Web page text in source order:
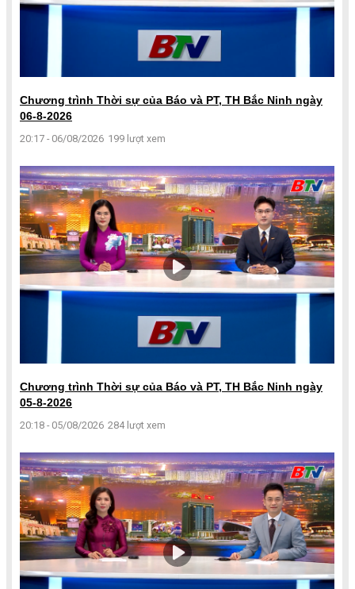
Chương trình Thời sự của Báo và PT, TH Bắc Ninh ngày
06-8-2026
20:17 - 06/08/2026 199 lượt xem
Chương trình Thời sự của Báo và PT, TH Bắc Ninh ngày
05-8-2026
20:18 - 05/08/2026 284 lượt xem